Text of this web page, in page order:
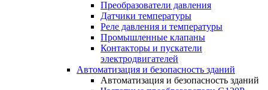
Преобразователи давления
Датчики температуры
Реле давления и температуры
Промышленные клапаны
Контакторы и пускатели
электродвигателей
Автоматизация и безопасность зданий
Автоматизация и безопасность зданий